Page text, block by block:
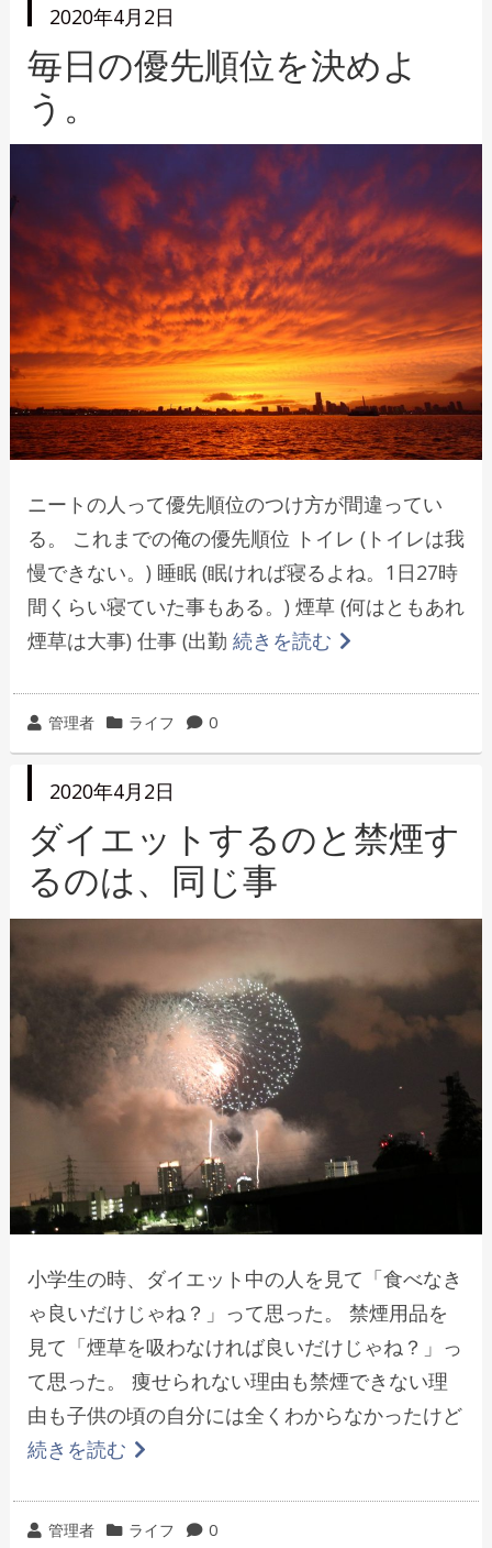
リ
ー
投
日
2020年4月2日
毎日の優先順位を決めよ
う。
ニートの人って優先順位のつけ方が間違ってい
る。 これまでの俺の優先順位 トイレ (トイレは我
慢できない。) 睡眠 (眠ければ寝るよね。1日27時
間くらい寝ていた事もある。) 煙草 (何はともあれ
煙草は大事) 仕事 (出勤 続きを読む
投
稿
管理者
カ
テ
リ
ー
ライフ 0
投
日
2020年4月2日
ダイエットするのと禁煙す
るのは、同じ事
小学生の時、ダイエット中の人を見て「食べなき
ゃ良いだけじゃね？」って思った。 禁煙用品を
見て「煙草を吸わなければ良いだけじゃね？」っ
て思った。 痩せられない理由も禁煙できない理
由も子供の頃の自分には全くわからなかったけど
続きを読む
投管理者
カライフ 0